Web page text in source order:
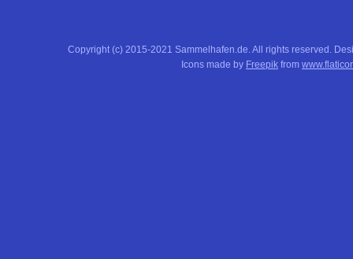
Copyright (c) 2015-2021 Sammelhafen.de. All rights reserved.
Icons made by Freepik from